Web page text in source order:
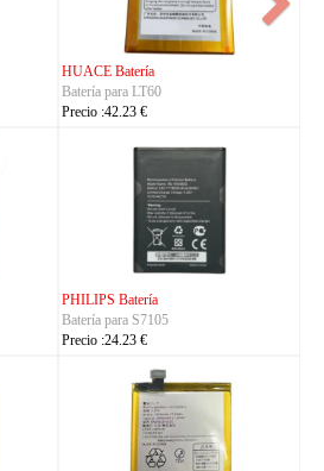
FUJITSU Batería
Batería para RA07504-1091
Precio :24.23 €
KYOCERA Batería
Batería para 5AAXBT113JAA
Precio :24.23 €